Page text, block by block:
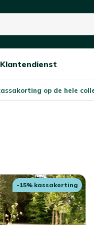
sluitOpen/sluit
Klantendienst
op de hele
-15% kassakorting